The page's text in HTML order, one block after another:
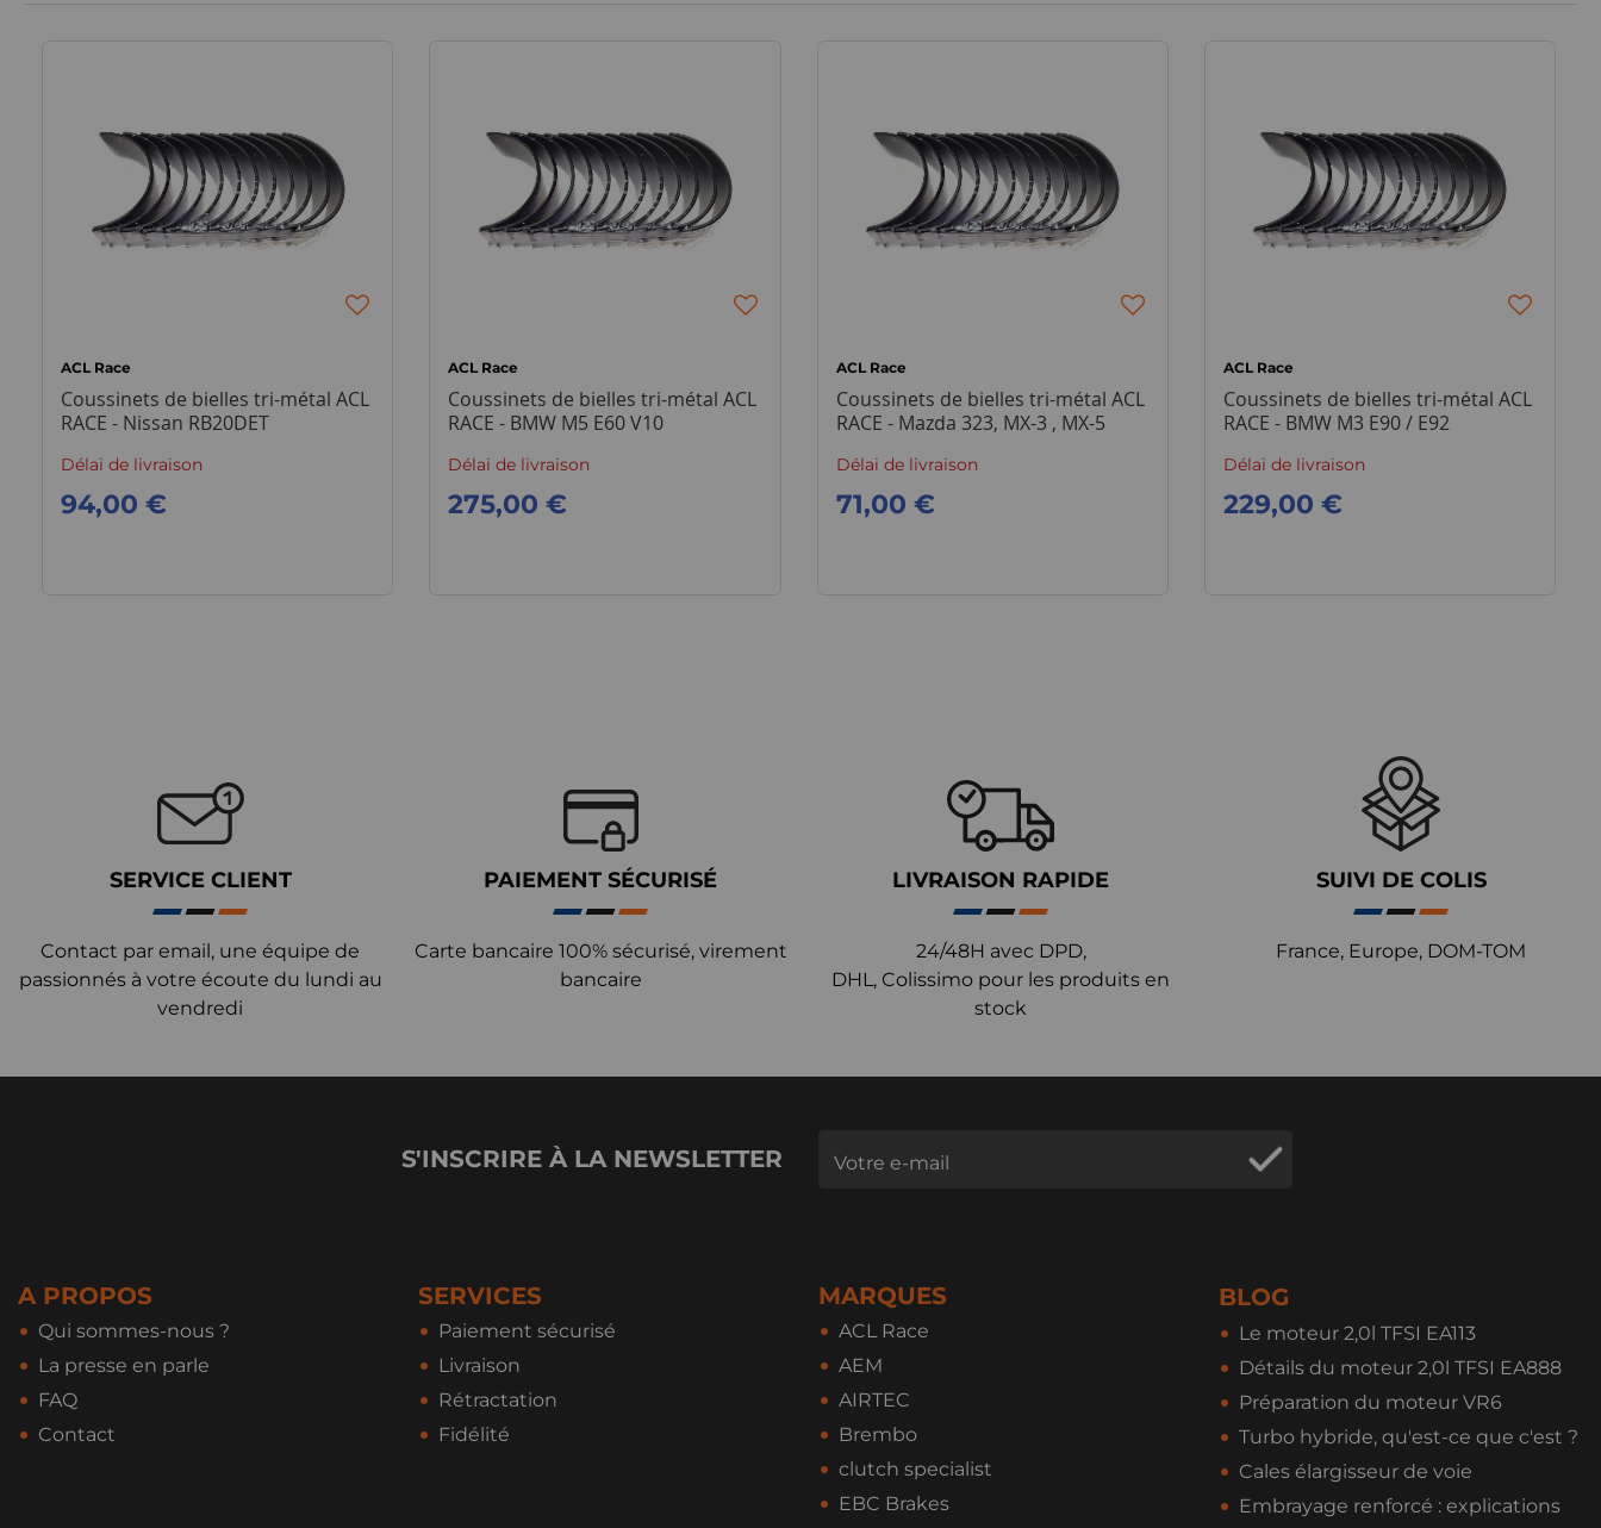
ACL Race
Coussinets de bielles tri-métal ACL
RACE - Nissan RB20DET
Délai de livraison
94,00 €
ACL Race
Coussinets de bielles tri-métal ACL
RACE - BMW M5 E60 V10
Délai de livraison
275,00 €
ACL Race
Coussinets de bielles tri-métal ACL
RACE - Mazda 323, MX-3 , MX-5
Délai de livraison
71,00 €
ACL Race
Coussinets de bielles tri-métal ACL
RACE - BMW M3 E90 / E92
Délai de livraison
229,00 €
SERVICE CLIENT
Contact par email, une équipe de
passionnés à votre écoute du lundi au
vendredi
PAIEMENT SÉCURISÉ
Carte bancaire 100% sécurisé, virement
bancaire
LIVRAISON RAPIDE
24/48H avec DPD,
DHL, Colissimo pour les produits en
stock
SUIVI DE COLIS
France, Europe, DOM-TOM
S'INSCRIRE À LA NEWSLETTER
A PROPOS
Qui sommes-nous ?
La presse en parle
FAQ
Contact
SERVICES
Paiement sécurisé
Livraison
Rétractation
Fidélité
MARQUES
ACL Race
AEM
AIRTEC
Brembo
clutch specialist
EBC Brakes
BLOG
Le moteur 2,0l TFSI EA113
Détails du moteur 2,0l TFSI EA888
Préparation du moteur VR6
Turbo hybride, qu'est-ce que c'est ?
Cales élargisseur de voie
Embrayage renforcé : explications